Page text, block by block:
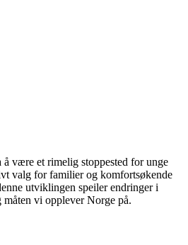
å være et rimelig stoppested for unge
valg for familier og komfortsøkende
utviklingen speiler endringer i
vi opplever Norge på.